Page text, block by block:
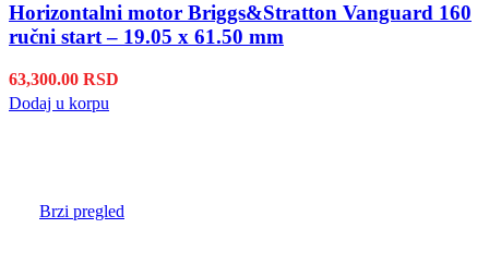
Horizontalni motor Briggs&Stratton Vanguard 160
ručni start – 19.05 x 61.50 mm
63,300.00 RSD
Dodaj u korpu
Brzi pregled